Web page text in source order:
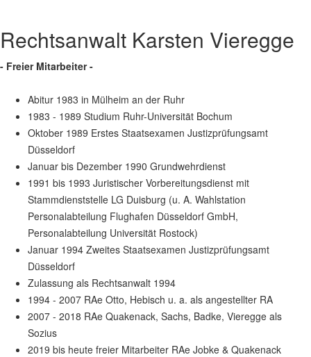
Rechtsanwalt Karsten Vieregge
- Freier Mitarbeiter -
Abitur 1983 in Mülheim an der Ruhr
1983 - 1989 Studium Ruhr-Universität Bochum
Oktober 1989 Erstes Staatsexamen Justizprüfungsamt
Düsseldorf
Januar bis Dezember 1990 Grundwehrdienst
1991 bis 1993 Juristischer Vorbereitungsdienst mit
Stammdienststelle LG Duisburg (u. A. Wahlstation
Personalabteilung Flughafen Düsseldorf GmbH,
Personalabteilung Universität Rostock)
Januar 1994 Zweites Staatsexamen Justizprüfungsamt
Düsseldorf
Zulassung als Rechtsanwalt 1994
1994 - 2007 RAe Otto, Hebisch u. a. als angestellter RA
2007 - 2018 RAe Quakenack, Sachs, Badke, Vieregge als
Sozius
2019 bis heute freier Mitarbeiter RAe Jobke & Quakenack